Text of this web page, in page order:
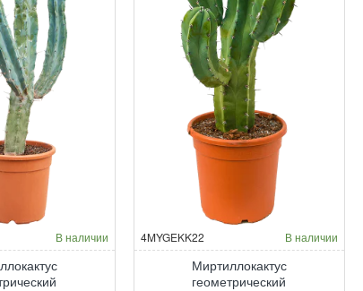
В наличии 4MYGEKK22 В наличии
Миртиллокактус
геометрический